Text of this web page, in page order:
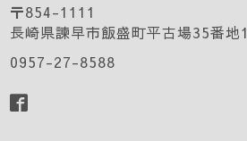
〒854-1111
長崎県諫早市飯盛町平古場35番地1
0957-27-8588